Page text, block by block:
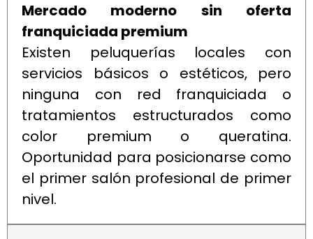
Mercado moderno sin oferta
franquiciada premium
Existen peluquerías locales con
servicios básicos o estéticos, pero
ninguna con red franquiciada o
tratamientos estructurados como
color premium o queratina.
Oportunidad para posicionarse como
el primer salón profesional de primer
nivel.